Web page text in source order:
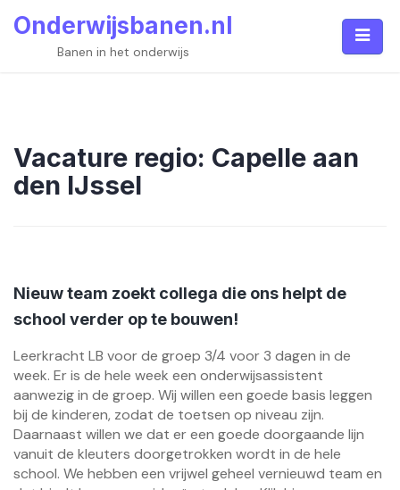
Onderwijsbanen.nl
Banen in het onderwijs
Vacature regio: Capelle aan
den IJssel
Nieuw team zoekt collega die ons helpt de
school verder op te bouwen!
Leerkracht LB voor de groep 3/4 voor 3 dagen in de
week. Er is de hele week een onderwijsassistent
aanwezig in de groep. Wij willen een goede basis leggen
bij de kinderen, zodat de toetsen op niveau zijn.
Daarnaast willen we dat er een goede doorgaande lijn
vanuit de kleuters doorgetrokken wordt in de hele
school. We hebben een vrijwel geheel vernieuwd team en